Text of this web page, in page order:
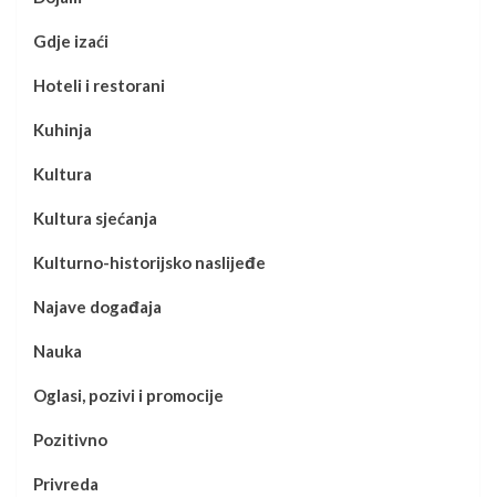
Gdje izaći
Hoteli i restorani
Kuhinja
Kultura
Kultura sjećanja
Kulturno-historijsko naslijeđe
Najave događaja
Nauka
Oglasi, pozivi i promocije
Pozitivno
Privreda